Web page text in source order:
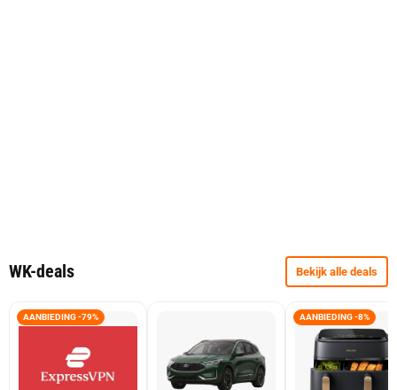
WK-deals Bekijk alle deals
AANBIEDING -79% AANBIEDING -8%